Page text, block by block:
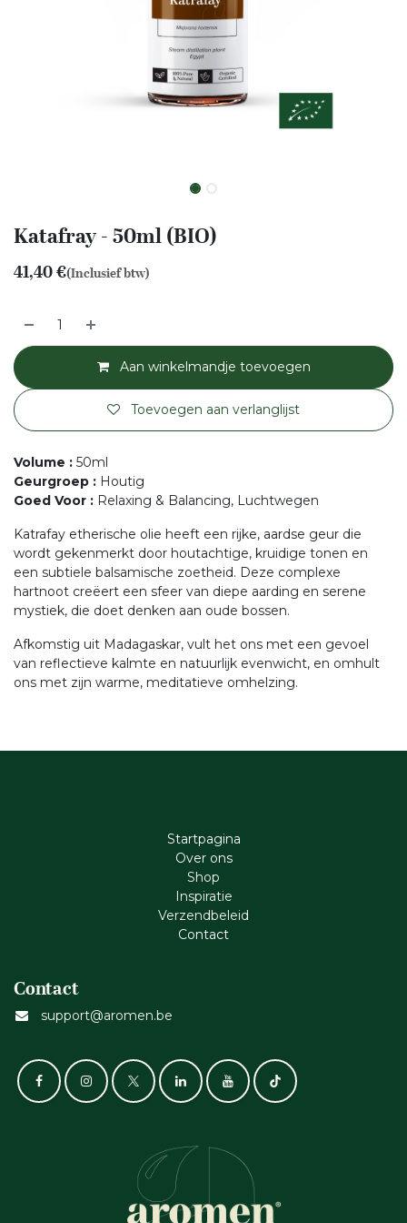
Katafray - 50ml (BIO)
41,40€(Inclusief btw)
Aan winkelmandje toevoegen
Toevoegen aan verlanglijst
Volume : 50ml
Geurgroep : Houtig
Goed Voor : Relaxing & Balancing, Luchtwegen
Katrafay etherische olie heeft een rijke, aardse geur die
wordt gekenmerkt door houtachtige, kruidige tonen en
een subtiele balsamische zoetheid. Deze complexe
hartnoot creëert een sfeer van diepe aarding en serene
mystiek, die doet denken aan oude bossen.
Afkomstig uit Madagaskar, vult het ons met een gevoel
van reflectieve kalmte en natuurlijk evenwicht, en omhult
ons met zijn warme, meditatieve omhelzing.
Startpagina
Ove​r​ ons
Shop
Inspiratie
Verzendbeleid
Cont​act
Contact
support@aromen.be